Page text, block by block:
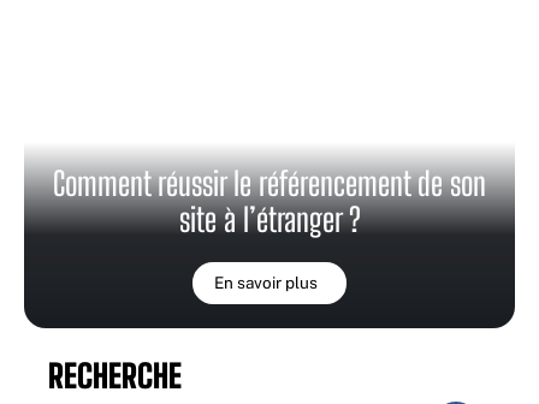
Comment réussir le référencement de son
site à l’étranger ?
En savoir plus
RECHERCHE